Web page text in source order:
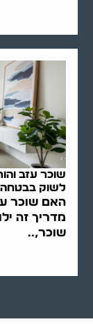
שוכר עזב
לשוק בבטחה
האם שוכר
מדריך זה
שוכר,..